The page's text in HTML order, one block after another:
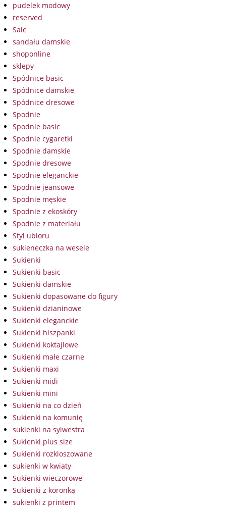
pudelek modowy
reserved
Sale
sandału damskie
shoponline
sklepy
Spódnice basic
Spódnice damskie
Spódnice dresowe
Spodnie
Spodnie basic
Spodnie cygaretki
Spodnie damskie
Spodnie dresowe
Spodnie eleganckie
Spodnie jeansowe
Spodnie męskie
Spodnie z ekoskóry
Spodnie z materiału
Styl ubioru
sukieneczka na wesele
Sukienki
Sukienki basic
Sukienki damskie
Sukienki dopasowane do figury
Sukienki dzianinowe
Sukienki eleganckie
Sukienki hiszpanki
Sukienki koktajlowe
Sukienki małe czarne
Sukienki maxi
Sukienki midi
Sukienki mini
Sukienki na co dzień
Sukienki na komunię
sukienki na sylwestra
Sukienki plus size
Sukienki rozkloszowane
sukienki w kwiaty
Sukienki wieczorowe
Sukienki z koronką
sukienki z printem